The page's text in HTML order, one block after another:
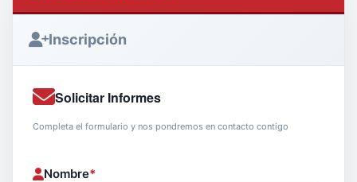
Inscripción
Solicitar Informes
Completa el formulario y nos pondremos en contacto contigo
Nombre*